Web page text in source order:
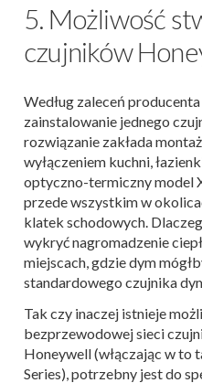
5. Możliwość
czujników
Według zaleceń
zainstalowanie jednego
rozwiązanie zakłada
wyłączeniem kuchni,
optyczno-termiczny model
przede wszystkim w
klatek schodowych.
wykryć nagromadzenie
miejscach, gdzie dym
standardowego czujnika
Tak czy inaczej istnieje
bezprzewodowej sieci
Honeywell (włączając w to
Series), potrzebny jest do